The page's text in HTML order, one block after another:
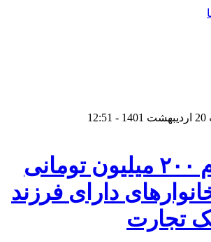
پرداخت وام ۲۰۰ میلیون تومانی
دارای فرزند
تجارت